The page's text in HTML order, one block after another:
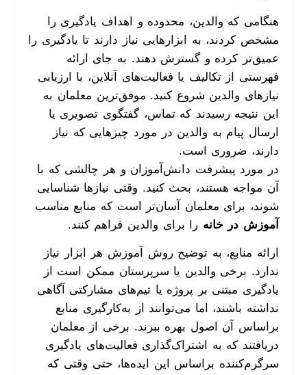
هنگامی که والدین، محدوده و اهداف یادگیری را
مشخص کردند، به ابزارهایی نیاز دارند تا یادگیری را
عمیق‌تر کرده و گسترش دهند. به جای ارائه
فهرستی از تکالیف یا فعالیت‌های آنلاین، با ارزیابی
نیازهای والدین شروع کنید. موفق‌ترین معلمان به
این نتیجه رسیدند که تماس، گفتگوی تصویری یا
ارسال پیام به والدین در مورد چیزهایی که نیاز
دارند، ضروری است.
در مورد پیشرفت دانش‌آموزان و هر چالشی که با
آن مواجه هستند، بحث کنید. وقتی نیازها شناسایی
شوند، برای معلمان آسان‌تر است که منابع مناسب
آموزش در خانه را برای والدین فراهم کنند.
ارائه منابع، به توضیح روش آموزش هر ابزار نیاز
ندارد. برخی والدین یا سرپرستان ممکن است از
یادگیری مبتنی بر پروژه یا تیم‌های مشارکتی آگاهی
نداشته باشند، اما می‌توانند از به‌کارگیری منابع
براساس آن اصول بهره‌ ببرند. برخی از معلمان
دریافتند که به اشتراک‌گذاری فعالیت‌های یادگیری
سرگرم‌کننده براساس این ایده‌ها، حتی وقتی که